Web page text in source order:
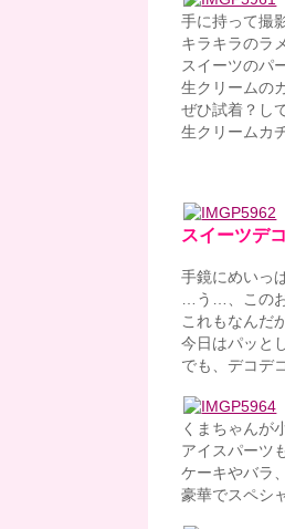
手に持って撮
キラキラのラ
スイーツのパ
生クリームの
ぜひ試着？し
生クリームカ
スイーツデ
手鏡にめいっ
…う…、この
これもなんだ
今日はパッと
でも、デコデ
くまちゃんが
アイスパーツ
ケーキやバラ
豪華でスペシ